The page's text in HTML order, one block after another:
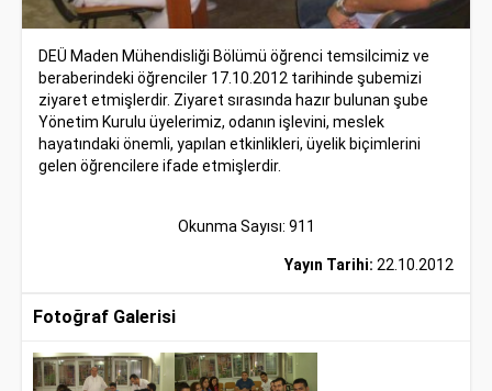
DEÜ Maden Mühendisliği Bölümü öğrenci temsilcimiz ve
beraberindeki öğrenciler 17.10.2012 tarihinde şubemizi
ziyaret etmişlerdir. Ziyaret sırasında hazır bulunan şube
Yönetim Kurulu üyelerimiz, odanın işlevini, meslek
hayatındaki önemli, yapılan etkinlikleri, üyelik biçimlerini
gelen öğrencilere ifade etmişlerdir.
Okunma Sayısı: 911
Yayın Tarihi: 22.10.2012
Fotoğraf Galerisi